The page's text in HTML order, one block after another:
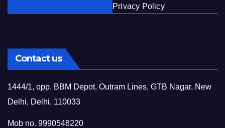
Privacy Policy
Contact us
1444/1, opp. BBM Depot, Outram Lines, GTB Nagar, New
Delhi, Delhi, 110033
Mob no. 9990548220